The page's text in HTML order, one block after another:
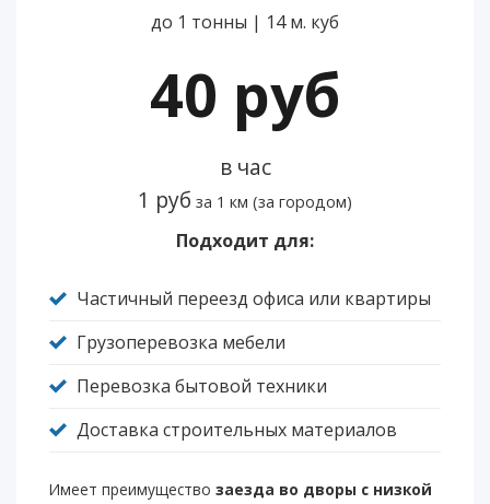
до 1 тонны | 14 м. куб
40 руб
в час
1 руб за 1 км (за городом)
Подходит для:
Частичный переезд офиса или квартиры
Грузоперевозка мебели
Перевозка бытовой техники
Доставка строительных материалов
Имеет преимущество заезда во дворы с низкой